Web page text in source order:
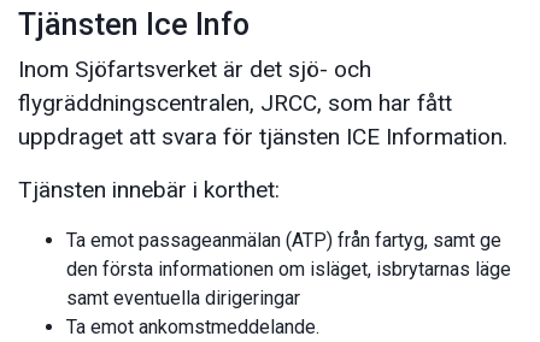
Tjänsten Ice Info
Inom Sjöfartsverket är det sjö- och
flygräddningscentralen, JRCC, som har fått
uppdraget att svara för tjänsten ICE Information.
Tjänsten innebär i korthet:
Ta emot passageanmälan (ATP) från fartyg, samt ge
den första informationen om isläget, isbrytarnas läge
samt eventuella dirigeringar
Ta emot ankomstmeddelande.